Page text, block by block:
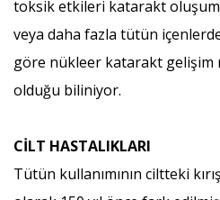
toksik etkileri katarakt
veya daha fazla tütün
göre nükleer katarakt gelişim
olduğu biliniyor.
CİLT HASTALIKLARI
Tütün kullanımının ciltteki